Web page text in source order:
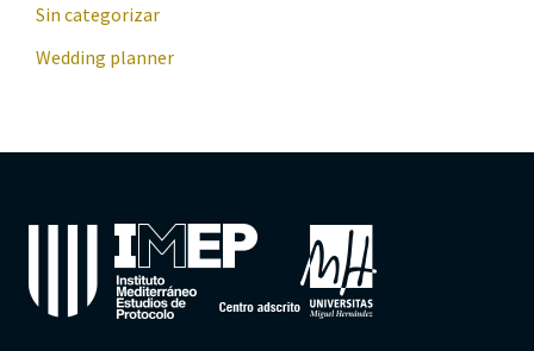
Sin categorizar
Wedding planner